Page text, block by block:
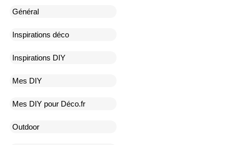
Général
Inspirations déco
Inspirations DIY
Mes DIY
Mes DIY pour Déco.fr
Outdoor